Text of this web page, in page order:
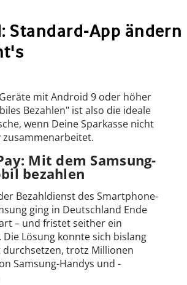
Standard-App ändern
mit Android 9 oder höher
Bezahlen" ist also die ideale
wenn Deine Sparkasse nicht
zusammenarbeitet.
Mit dem Samsung-
bezahlen
Bezahldienst des Smartphone-
ging in Deutschland Ende
– und fristet seither ein
Die Lösung konnte sich bislang
trotz Millionen
Samsung-Handys und -